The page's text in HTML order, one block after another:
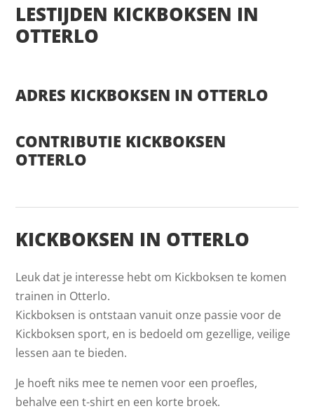
LESTIJDEN KICKBOKSEN IN
OTTERLO
ADRES KICKBOKSEN IN OTTERLO
CONTRIBUTIE KICKBOKSEN
OTTERLO
KICKBOKSEN IN OTTERLO
Leuk dat je interesse hebt om Kickboksen te komen
trainen in Otterlo.
Kickboksen is ontstaan vanuit onze passie voor de
Kickboksen sport, en is bedoeld om gezellige, veilige
lessen aan te bieden.
Je hoeft niks mee te nemen voor een proefles,
behalve een t-shirt en een korte broek.